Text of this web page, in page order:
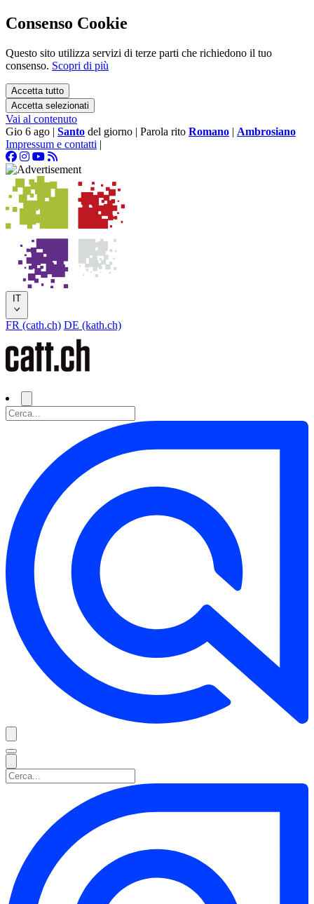
Consenso Cookie
Questo sito utilizza servizi di terze parti che richiedono il tuo
consenso. Scopri di più
Accetta tutto
Accetta selezionati
Vai al contenuto
Gio 6 ago | Santo del giorno | Parola rito Romano | Ambrosiano
Impressum e contatti |
IT
FR (cath.ch) DE (kath.ch)